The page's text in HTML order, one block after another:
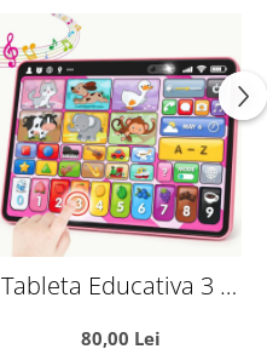
Tableta Educativa 3 in
80,00 Lei